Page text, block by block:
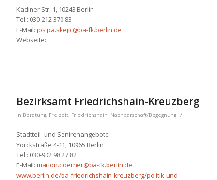
Kadiner Str. 1, 10243 Berlin
Tel.: 030-212 370 83
E-Mail: josipa.skejic@ba-fk.berlin.de
Webseite:
Bezirksamt Friedrichshain-Kreuzberg
in Beratung, Freizeit, Friedrichshain, Nachbarschaft/Begegnung /
Stadtteil- und Senirenangebote
Yorckstraße 4-11, 10965 Berlin
Tel.: 030-902 98 27 82
E-Mail: marion.doerner@ba-fk.berlin.de
www.berlin.de/ba-friedrichshain-kreuzberg/politik-und-